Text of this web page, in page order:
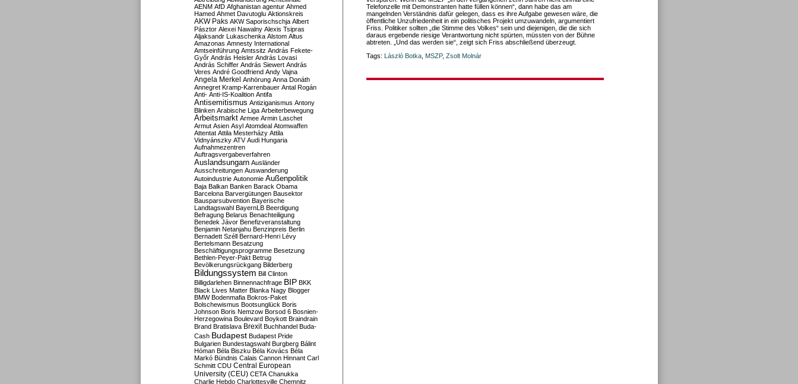
Telefonzelle mit Demonstranten hatte füllen können“, dann habe das am
mangelnden Verständnis dafür gelegen, dass es ihre Aufgabe gewesen wäre, die
öffentliche Unzufriedenheit in ein politisches Projekt umzuwandeln, argumentiert
Friss. Politiker sollten „die Stimme des Volkes“ sein und diejenigen, die die sich
daraus ergebende riesige Verantwortung nicht spürten, müssten von der Bühne
abtreten. „Und das werden sie“, zeigt sich Friss abschließend überzeugt.
Tags: László Botka MSZP, Zsolt Molnár
AENM AfD Afghanistan agentur Ahmed
Hamed Ahmet Davutoglu Aktionskreis
AKW Paks AKW Saporischschja Albert
Pásztor Alexei Nawalny Alexis Tsipras
Aljaksandr Lukaschenka Alstom Altus
Amazonas Amnesty International
Amtseinführung Amtssitz András Fekete-
Győr András Heisler András Lovasi
András Schiffer András Siewert András
Veres André Goodfriend Andy Vajna
Angela Merkel Anhörung Anna Donáth
Annegret Kramp-Karrenbauer Antal Rogán
Anti- Anti-IS-Koalition Antifa
Antisemitismus Antiziganismus Antony
Blinken Arabische Liga Arbeiterbewegung
Arbeitsmarkt Armee Armin Laschet
Armut Asien Asyl Atomdeal Atomwaffen
Attentat Attila Mesterházy Attila
Vidnyánszky ATV Audi Hungaria
Aufnahmezentren
Auftragsvergabeverfahren
Auslandsungarn Ausländer
Ausschreitungen Auswanderung
Autoindustrie Autonomie Außenpolitik
Baja Balkan Banken Barack Obama
Barcelona Barvergütungen Bausektor
Bausparsubvention Bayerische
Landtagswahl BayernLB Beerdigung
Befragung Belarus Benachteiligung
Benedek Jávor Benefizveranstaltung
Benjamin Netanjahu Benzinpreis Berlin
Bernadett Széll Bernard-Henri Lévy
Bertelsmann Besatzung
Beschäftigungsprogramme Besetzung
Bethlen-Peyer-Pakt Betrug
Bevölkerungsrückgang Bilderberg
Bildungssystem Bill Clinton
Billigdarlehen Binnennachfrage BIP BKK
Black Lives Matter Blanka Nagy Blogger
BMW Bodenmafia Bokros-Paket
Bolschewismus Bootsunglück Boris
Johnson Boris Nemzow Borsod 6 Bosnien-
Herzegowina Boulevard Boykott Braindrain
Brand Bratislava Brexit Buchhandel Buda-
Cash Budapest Budapest Pride
Bulgarien Bundestagswahl Burgberg Bálint
Hóman Béla Biszku Béla Kovács Béla
Markó Bündnis Calais Cannon Hinnant Carl
Schmitt CDU Central European
University (CEU) CETA Chanukka
Charlie Hebdo Charlottesville Chemnitz